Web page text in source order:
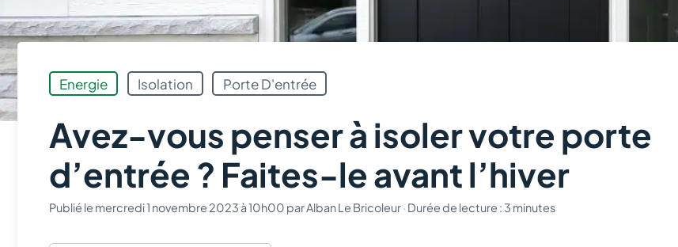
Energie Isolation Porte D'entrée
Avez-vous penser à isoler votre porte
d’entrée ? Faites-le avant l’hiver
Publié le mercredi 1 novembre 2023 à 10h00 parAlban Le Bricoleur· Durée de lecture : 3 minutes